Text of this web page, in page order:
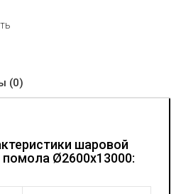
(0)
шаровой
Ø2600x13000: